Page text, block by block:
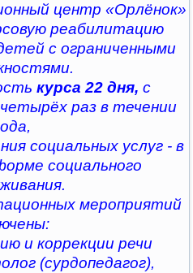
центр «Орлёнок»
реабилитацию
с ограниченными
курса 22 дня, с
раз в течении
социальных услуг - в
социального
мероприятий
и коррекции речи
(сурдопедагог),